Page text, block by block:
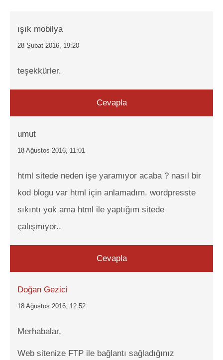
ışık mobilya
28 Şubat 2016, 19:20
teşekkürler.
Cevapla
umut
18 Ağustos 2016, 11:01
html sitede neden işe yaramıyor acaba ? nasıl bir
kod blogu var html için anlamadım. wordpresste
sıkıntı yok ama html ile yaptığım sitede
çalışmıyor..
Cevapla
Doğan Gezici
18 Ağustos 2016, 12:52
Merhabalar,
Web sitenize FTP ile bağlantı sağladığınız